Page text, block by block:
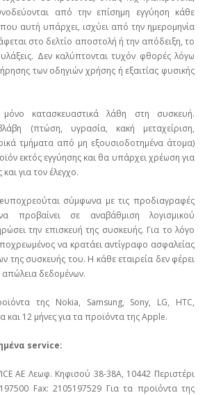
από την επίσημη εγγύηση κάθε
αυτή υπάρχει, ισχύει από την ημερομηνία
στο δελτίο αποστολή ή την απόδειξη, το
Δεν καλύπτονται τυχόν φθορές λόγω
των οδηγιών χρήσης ή εξαιτίας φυσικής
κατασκευαστικά λάθη στη συσκευή.
(πτώση, υγρασία, κακή μεταχείριση,
τμήματα από μη εξουσιοδοτημένα άτομα)
εκτός εγγύησης και θα υπάρχει χρέωση για
για τον έλεγχο.
σύμφωνα με τις προδιαγραφές
προβαίνει σε αναβάθμιση λογισμικού
την επισκευή της συσκευής. Για το λόγο
να κρατάει αντίγραφο ασφαλείας
της συσκευής του. Η κάθε εταιρεία δεν φέρει
απώλεια δεδομένων.
της Nokia, Samsung, Sony, LG, HTC,
και 12 μήνες για τα προϊόντα της Apple.
service:
ΑΕ Λεωφ. Κηφισού 38-38Α, 10442 Περιστέρι
Fax: 2105197529 Για τα προϊόντα της